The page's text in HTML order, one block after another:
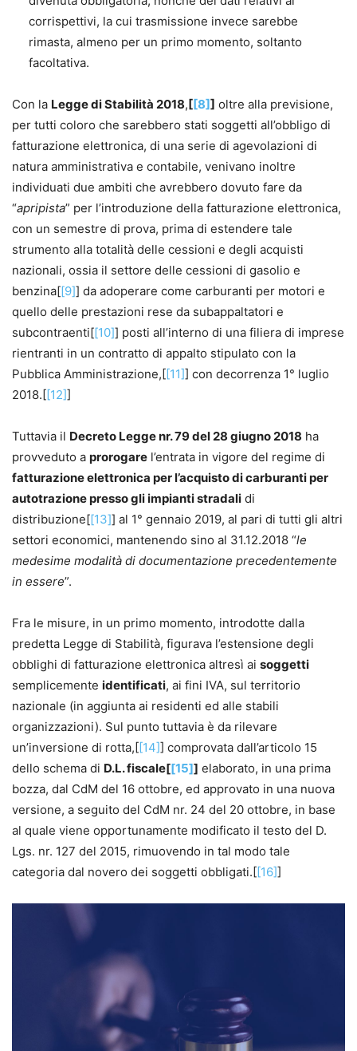
corrispettivi, la cui trasmissione invece sarebbe
rimasta, almeno per un primo momento, soltanto
facoltativa.
Con la Legge di Stabilità 2018,[[8]] oltre alla previsione,
per tutti coloro che sarebbero stati soggetti all’obbligo di
fatturazione elettronica, di una serie di agevolazioni di
natura amministrativa e contabile, venivano inoltre
individuati due ambiti che avrebbero dovuto fare da
“apripista” per l’introduzione della fatturazione elettronica,
con un semestre di prova, prima di estendere tale
strumento alla totalità delle cessioni e degli acquisti
nazionali, ossia il settore delle cessioni di gasolio e
benzina[[9]] da adoperare come carburanti per motori e
quello delle prestazioni rese da subappaltatori e
subcontraenti[[10]] posti all’interno di una filiera di imprese
rientranti in un contratto di appalto stipulato con la
Pubblica Amministrazione,[[11]] con decorrenza 1° luglio
2018.[[12]]
Tuttavia il Decreto Legge nr. 79 del 28 giugno 2018 ha
provveduto a prorogare l’entrata in vigore del regime di
fatturazione elettronica per l’acquisto di carburanti per
autotrazione presso gli impianti stradali di
distribuzione[[13]] al 1° gennaio 2019, al pari di tutti gli altri
settori economici, mantenendo sino al 31.12.2018 “le
medesime modalità di documentazione precedentemente
in essere”.
Fra le misure, in un primo momento, introdotte dalla
predetta Legge di Stabilità, figurava l’estensione degli
obblighi di fatturazione elettronica altresì ai soggetti
semplicemente identificati, ai fini IVA, sul territorio
nazionale (in aggiunta ai residenti ed alle stabili
organizzazioni). Sul punto tuttavia è da rilevare
un’inversione di rotta,[[14]] comprovata dall’articolo 15
dello schema di D.L. fiscale[[15]] elaborato, in una prima
bozza, dal CdM del 16 ottobre, ed approvato in una nuova
versione, a seguito del CdM nr. 24 del 20 ottobre, in base
al quale viene opportunamente modificato il testo del D.
Lgs. nr. 127 del 2015, rimuovendo in tal modo tale
categoria dal novero dei soggetti obbligati.[[16]]